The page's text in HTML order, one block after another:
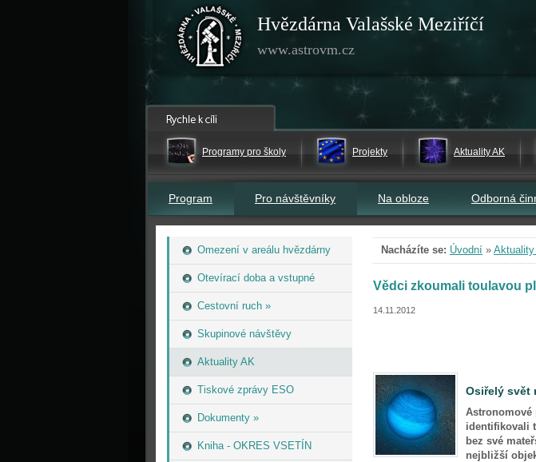
Hvězdárna Valašské Meziříčí
www.astrovm.cz
Programy pro školy Projekty Aktuality AK
Program Pro návštěvníky Na obloze Odborná
Omezení v areálu hvězdárny
Otevírací doba a vstupné
Cestovní ruch »
Skupinové návštěvy
Aktuality AK
Tiskové zprávy ESO
Dokumenty »
Kniha - OKRES VSETÍN
Nacházíte se: Úvodní »
Vědci zkoumali toulavou
14.11.2012
Osiřelý svět
Astronomové
identifikovali
bez své
nejbližší